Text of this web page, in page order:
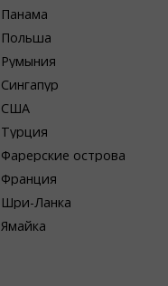
Панама
Польша
Румыния
Сингапур
США
Турция
Фарерские острова
Франция
Шри-Ланка
Ямайка